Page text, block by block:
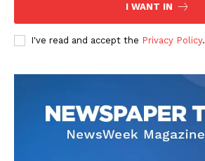
I WANT IN
I've read and accept the Privacy Policy.